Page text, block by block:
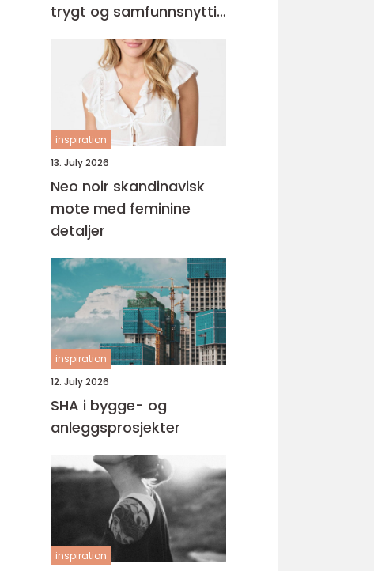
trygt og samfunnsnyttig
inspiration
13. July 2026
Neo noir skandinavisk
mote med feminine
detaljer
inspiration
12. July 2026
SHA i bygge- og
anleggsprosjekter
inspiration